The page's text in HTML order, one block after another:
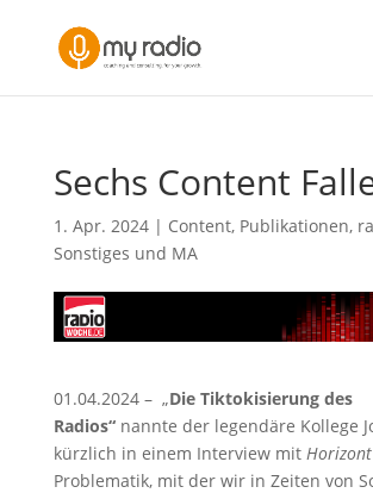
Sechs Content
1. Apr. 2024| Content, Publikationen,
Sonstiges und MA
01.04.2024 – „Die Tiktokisierung des
Radios“ nannte der legendäre Kollege
kürzlich in einem Interview mit Horizont
Problematik, mit der wir in Zeiten von